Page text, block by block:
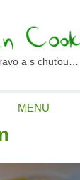
a s chuťou…
MENU